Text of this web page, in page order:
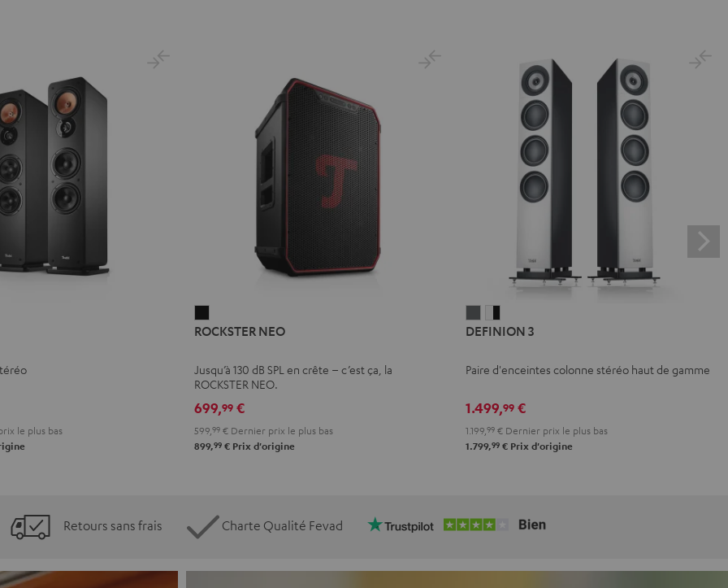
le plus bas
NEO
ROCKSTER NEO
Jusqu’à 130 dB SPL en crête – c’est ça, la
ROCKSTER NEO.
699,99 €
599, 99 € Dernier prix le plus bas
899,99 € Prix d'origine
3
3
/
DEFINION 3
Paire d'enceintes colonne stéréo haut de gamme
1.499,99€
1.199, 99€Dernier prix le plus bas
1.799,99€Prix d'origine
Retours sans frais Charte Qualité Fevad